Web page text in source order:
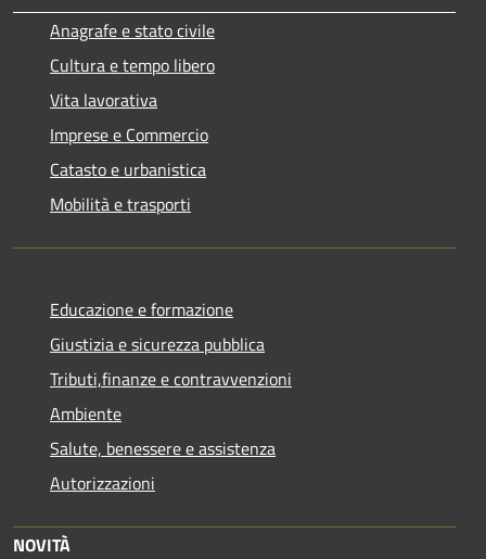
Anagrafe e stato civile
Cultura e tempo libero
Vita lavorativa
Imprese e Commercio
Catasto e urbanistica
Mobilità e trasporti
Educazione e formazione
Giustizia e sicurezza pubblica
Tributi,finanze e contravvenzioni
Ambiente
Salute, benessere e assistenza
Autorizzazioni
NOVITÀ